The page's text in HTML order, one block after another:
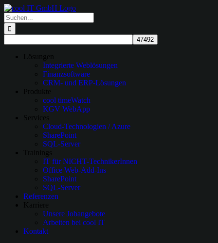
Zum
Inhalt
springen
Suche
nach:
Lösungen
Integrierte Weblösungen
Finanzsoftware
CRM- und ERP-Lösungen
Produkte
cool timeWatch
KGV WebApp
Services
Cloud-Technologien / Azure
SharePoint
SQL-Server
Trainings
IT für NICHT-TechnikerInnen
Office Web-Add-Ins
SharePoint
SQL-Server
Referenzen
Karriere
Unsere Jobangebote
Arbeiten bei cool IT
Kontakt